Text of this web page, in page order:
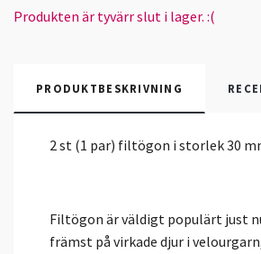
Produkten är tyvärr slut i lager. :(
PRODUKTBESKRIVNING
2 st (1 par) filtögon i storlek 30
Filtögon är väldigt populärt just
främst på virkade djur i